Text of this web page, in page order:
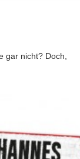
gar nicht? Doch,